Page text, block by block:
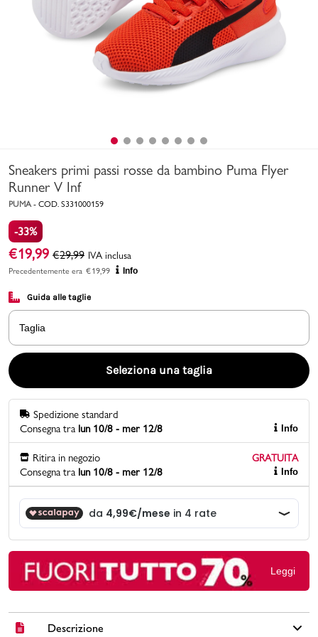
Bambino
Marchi
Promo & News
contatti
Gift card
Sneakers primi passi rosse da bambino Puma Flyer
Runner V Inf
PUMA - COD. S331000159
-33%
€19,99 €29,99 IVA inclusa
Precedentemente era €19,99 Info
Guida alle taglie
Taglia
Seleziona una taglia
Spedizione standard
Consegna tra lun 10/8 - mer 12/8 Info
Ritira in negozio
GRATUITA
Consegna tra lun 10/8 - mer 12/8 Info
Leggi
Descrizione